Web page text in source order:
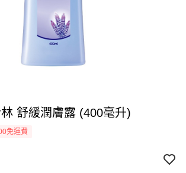
舒緩潤膚露 (400毫升)
免運費